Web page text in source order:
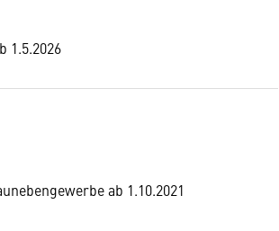
1.5.2026
ab 1.10.2021